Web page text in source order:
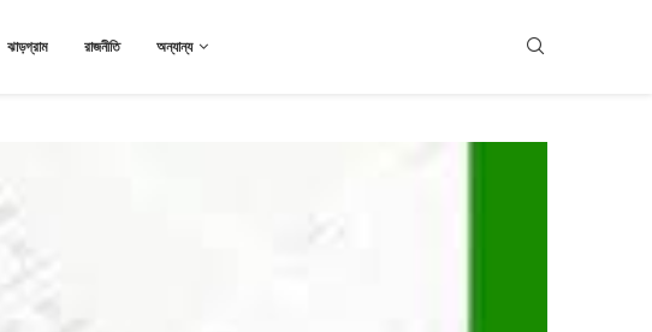
ঝাড়গ্রাম রাজনীতি অন্যান্য